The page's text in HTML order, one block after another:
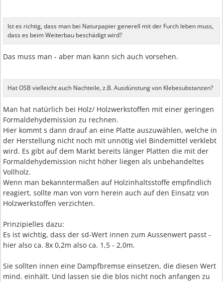
Ist es richtig, dass man bei Naturpapier generell mit der Furch leben muss,
dass es beim Weiterbau beschädigt wird?
Das muss man - aber man kann sich auch vorsehen.
Hat OSB vielleicht auch Nachteile, z.B. Ausdünstung von Klebesubstanzen?
Man hat natürlich bei Holz/ Holzwerkstoffen mit einer geringen
Formaldehydemission zu rechnen.
Hier kommt s dann drauf an eine Platte auszuwählen, welche in
der Herstellung nicht noch mit unnötig viel Bindemittel verklebt
wird. Es gibt auf dem Markt bereits länger Platten die mit der
Formaldehydemission nicht höher liegen als unbehandeltes
Vollholz.
Wenn man bekanntermaßen auf Holzinhaltsstoffe empfindlich
reagiert, sollte man von vorn herein auch auf den Einsatz von
Holzwerkstoffen verzichten.
Prinzipielles dazu:
Es ist wichtig, dass der sd-Wert innen zum Aussenwert passt -
hier also ca. 8x 0,2m also ca. 1,5 - 2,0m.
Sie sollten innen eine Dampfbremse einsetzen, die diesen Wert
mind. einhält. Und lassen sie die blos nicht noch anfangen zu